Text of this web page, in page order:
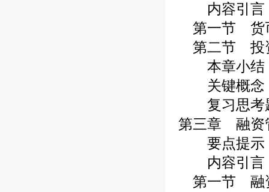
内容引言
第一节 货
第二节 投
本章小结
关键概念
复习思考
第三章 融资
要点提示
内容引言
第一节 融